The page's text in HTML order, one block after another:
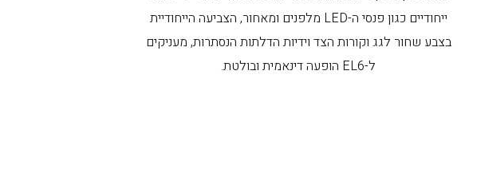
ייחודיים כגון פנסי ה-LED מלפנים ומאחור, הצביעה הייחודיית
בצבע שחור לגג וקורות הצד וידיות הדלתות הנסתרות, מעניקים
ל-EL6 הופעה דינאמית ובולטת.